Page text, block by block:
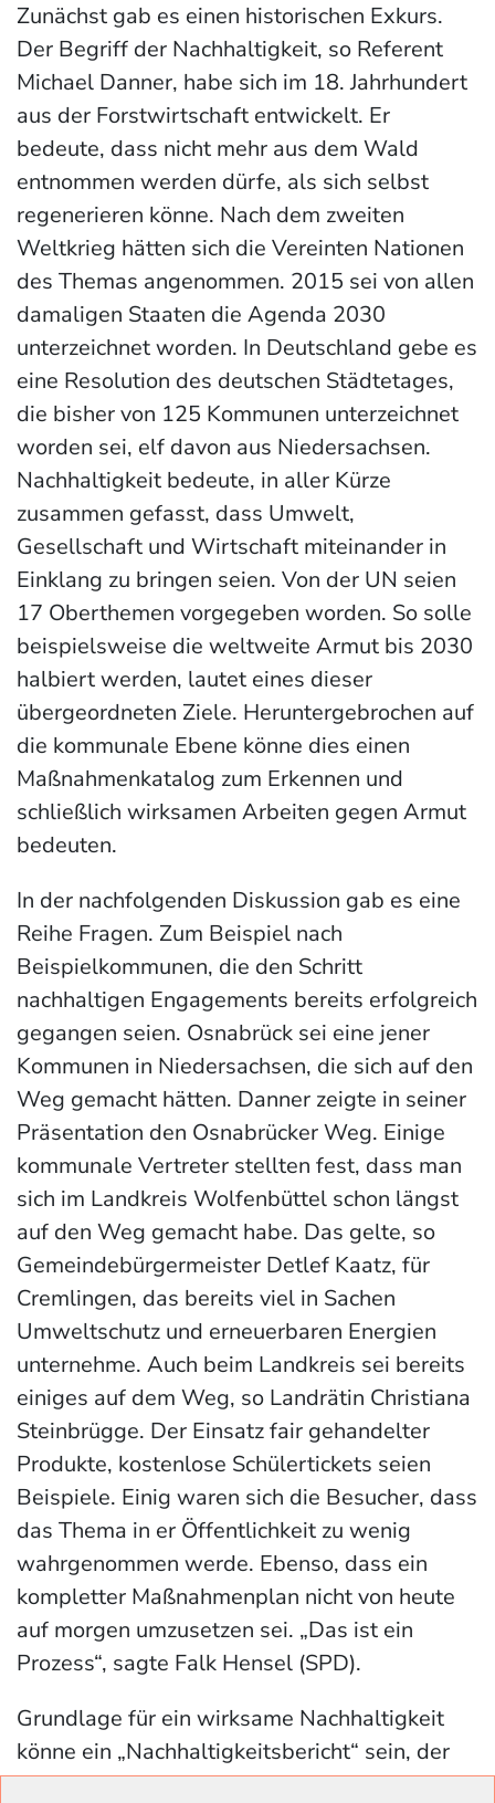
Zunächst gab es einen historischen Exkurs.
Der Begriff der Nachhaltigkeit, so Referent
Michael Danner, habe sich im 18. Jahrhundert
aus der Forstwirtschaft entwickelt. Er
bedeute, dass nicht mehr aus dem Wald
entnommen werden dürfe, als sich selbst
regenerieren könne. Nach dem zweiten
Weltkrieg hätten sich die Vereinten Nationen
des Themas angenommen. 2015 sei von allen
damaligen Staaten die Agenda 2030
unterzeichnet worden. In Deutschland gebe es
eine Resolution des deutschen Städtetages,
die bisher von 125 Kommunen unterzeichnet
worden sei, elf davon aus Niedersachsen.
Nachhaltigkeit bedeute, in aller Kürze
zusammen gefasst, dass Umwelt,
Gesellschaft und Wirtschaft miteinander in
Einklang zu bringen seien. Von der UN seien
17 Oberthemen vorgegeben worden. So solle
beispielsweise die weltweite Armut bis 2030
halbiert werden, lautet eines dieser
übergeordneten Ziele. Heruntergebrochen auf
die kommunale Ebene könne dies einen
Maßnahmenkatalog zum Erkennen und
schließlich wirksamen Arbeiten gegen Armut
bedeuten.
In der nachfolgenden Diskussion gab es eine
Reihe Fragen. Zum Beispiel nach
Beispielkommunen, die den Schritt
nachhaltigen Engagements bereits erfolgreich
gegangen seien. Osnabrück sei eine jener
Kommunen in Niedersachsen, die sich auf den
Weg gemacht hätten. Danner zeigte in seiner
Präsentation den Osnabrücker Weg. Einige
kommunale Vertreter stellten fest, dass man
sich im Landkreis Wolfenbüttel schon längst
auf den Weg gemacht habe. Das gelte, so
Gemeindebürgermeister Detlef Kaatz, für
Cremlingen, das bereits viel in Sachen
Umweltschutz und erneuerbaren Energien
unternehme. Auch beim Landkreis sei bereits
einiges auf dem Weg, so Landrätin Christiana
Steinbrügge. Der Einsatz fair gehandelter
Produkte, kostenlose Schülertickets seien
Beispiele. Einig waren sich die Besucher, dass
das Thema in er Öffentlichkeit zu wenig
wahrgenommen werde. Ebenso, dass ein
kompletter Maßnahmenplan nicht von heute
auf morgen umzusetzen sei. „Das ist ein
Prozess“, sagte Falk Hensel (SPD).
Grundlage für ein wirksame Nachhaltigkeit
könne ein „Nachhaltigkeitsbericht“ sein, der
Ziele der Kommune festlege. Aus diesem